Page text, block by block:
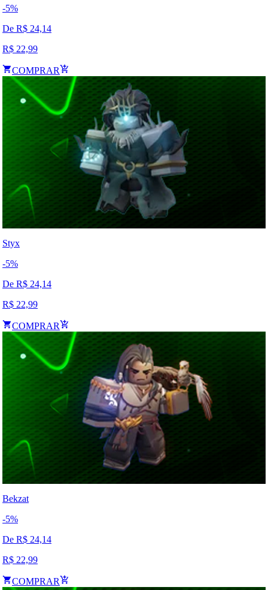
-5%
De R$ 24,14
R$ 22,99
COMPRAR
Styx
-5%
De R$ 24,14
R$ 22,99
COMPRAR
Bekzat
-5%
De R$ 24,14
R$ 22,99
COMPRAR